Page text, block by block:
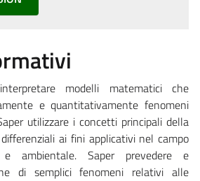
modelli matematici che
e quantitativamente fenomeni
utilizzare i concetti principali della
ai fini applicativi nel campo
e ambientale. Saper prevedere e
di semplici fenomeni relativi alle